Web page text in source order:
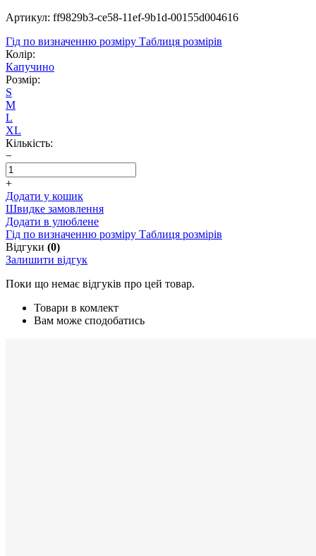
Артикул: ff9829b3-ce58-11ef-9b1d-00155d004616
Гід по визначенню розміру Таблиця розмірів
Колір:
Капучино
Розмір:
S
M
L
XL
Кількість:
−
+
Додати у кошик
Швидке замовлення
Додати в улюблене
Гід по визначенню розміру Таблиця розмірів
Відгуки (0)
Залишити відгук
Поки що немає відгуків про цей товар.
Товари в комлект
Вам може сподобатись